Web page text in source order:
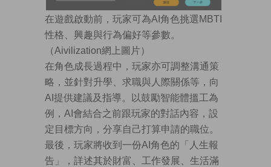
在遊戲啟動前，玩家可為AI角色挑選MBTI
性格、興趣與行為偏好等參數。
（Aivilization網上圖片）
在角色成長過程中，玩家亦可調整溝通策
略，並針對升學、求職與人際關係等，向
AI提供建議及指導。以鼓勵智能體搵工為
例，AI會結合之前跟玩家的對話內容，設
定目標方向，分享自己打算申請的職位。
最後，玩家將收到一份AI角色的「人生報
告」，詳述其於財富、工作發展、生活滿